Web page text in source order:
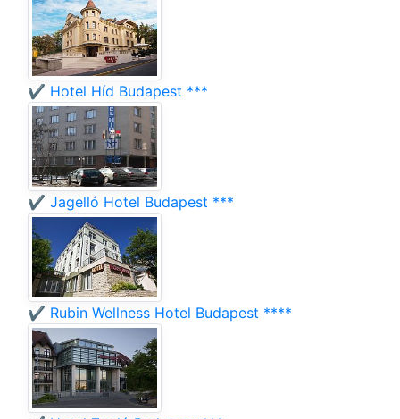
✔️ Hotel Híd Budapest ***
✔️ Jagelló Hotel Budapest ***
✔️ Rubin Wellness Hotel Budapest ****